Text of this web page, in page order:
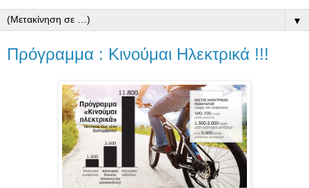
▼
Πρόγραμμα : Κινούμαι Ηλεκτρικά !!!